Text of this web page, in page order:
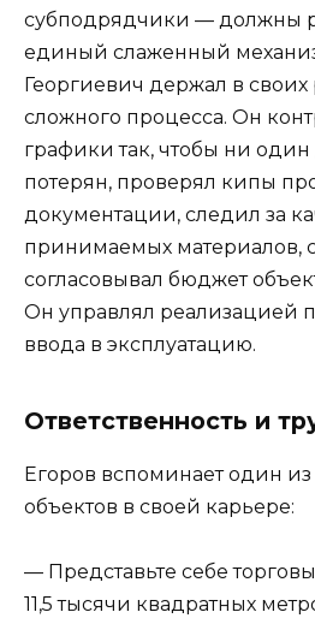
субподрядчики — должны
единый слаженный
Георгиевич держал в своих
сложного процесса. Он
графики так, чтобы ни
потерян, проверял кипы
документации, следил за
принимаемых материалов,
согласовывал бюджет
Он управлял реализацией
ввода в эксплуатацию.
Ответственность и
Егоров вспоминает один
объектов в своей карьере:
— Представьте себе
11,5 тысячи квадратных